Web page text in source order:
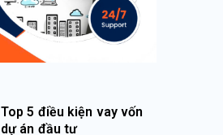
Top 5 điều kiện vay vốn
dự án đầu tư